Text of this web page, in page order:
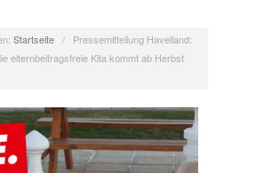
Startseite /
Pressemitteilung Havelland:
elternbeitragsfreie Kita kommt ab Herbst